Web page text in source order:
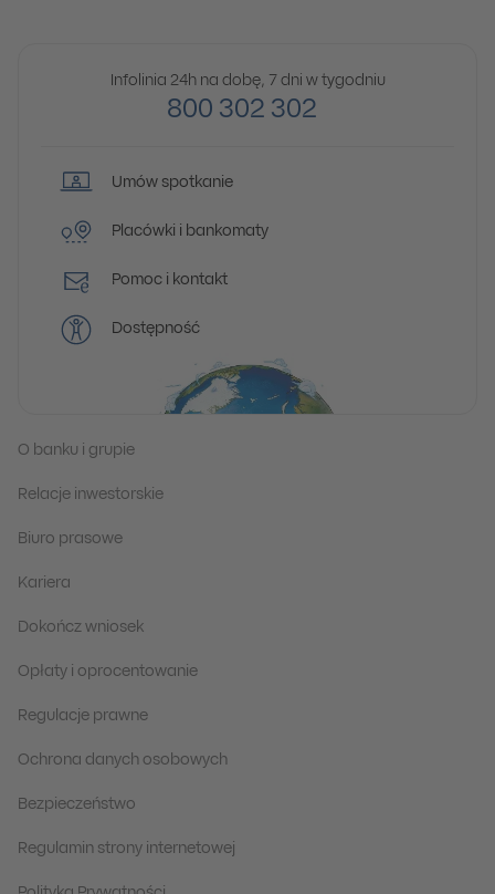
Infolinia 24h na dobę, 7 dni w tygodniu
800 302 302
Umów spotkanie
Placówki i bankomaty
Pomoc i kontakt
Dostępność
O banku i grupie
Relacje inwestorskie
Biuro prasowe
Kariera
Dokończ wniosek
Opłaty i oprocentowanie
Regulacje prawne
Ochrona danych osobowych
Bezpieczeństwo
Regulamin strony internetowej